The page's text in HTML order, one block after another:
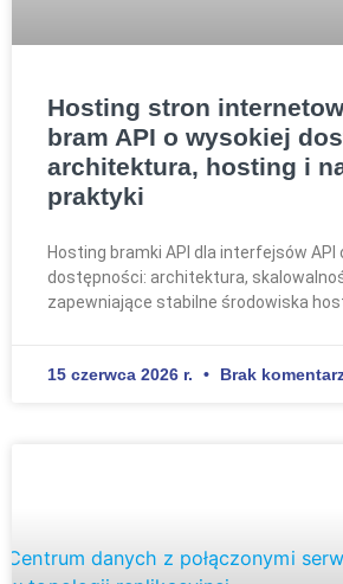
Hosting stron
bram API o wysokiej
architektura, hosting i
praktyki
Hosting bramki API dla interfejsów API
dostępności: architektura,
zapewniające stabilne środowiska
15 czerwca 2026 r. Brak